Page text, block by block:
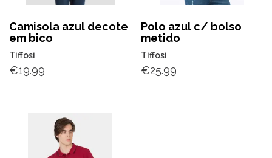
Camisola azul decote
em bico
Tiffosi
€19.99
Polo azul c/ bolso
metido
Tiffosi
€25.99